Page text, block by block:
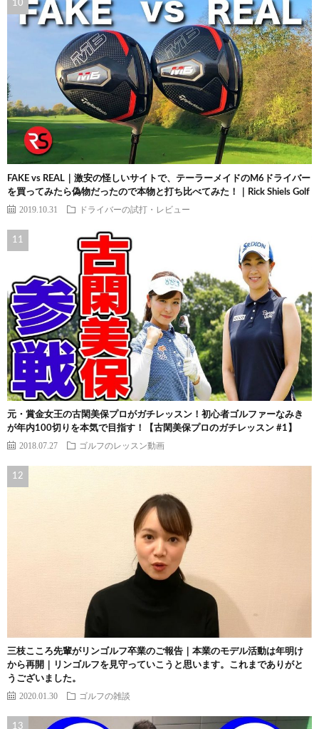
FAKE vs REAL｜激安の怪しいサイトで、テーラーメイドのM6ドライバー
を買ってみたら偽物だったので本物と打ち比べてみた！｜Rick Shiels Golf
2019.10.31 ドライバーの試打・レビュー
元・賞金女王の古閑美保プロがガチレッスン！初心者ゴルファーなみき
が年内100切りを本気で目指す！【古閑美保プロのガチレッスン #1】
2018.07.27 ゴルフのレッスン動画
三枝こころ先輩がリンゴルフ卒業のご報告｜本業のモデル活動は年明け
から再開｜リンゴルフを見守っていこうと思います。これまでありがと
うございました。
2020.01.30 ゴルフの雑談